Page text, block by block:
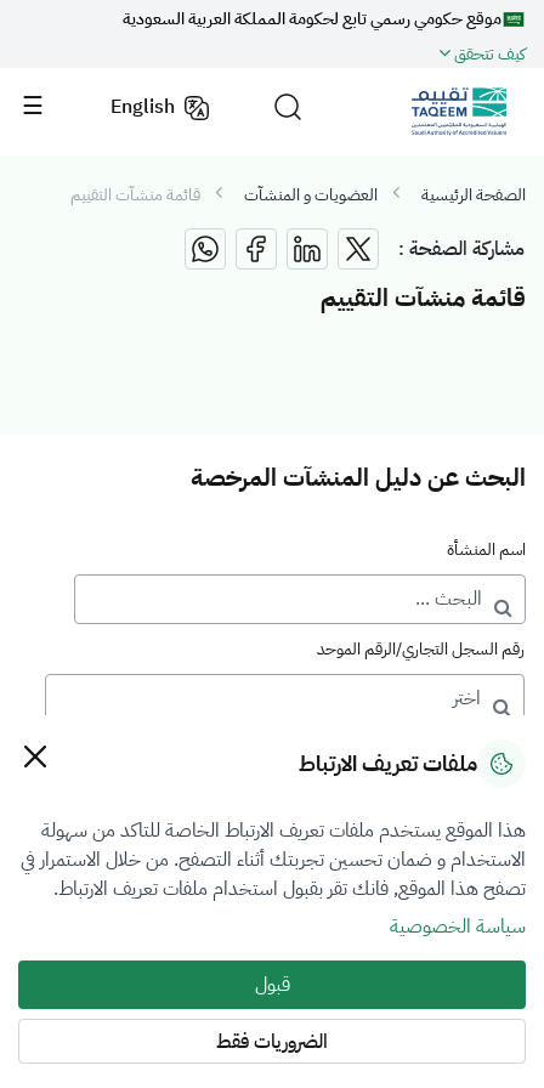
موقع حكومي رسمي تابع لحكومة المملكة العربية السعودية
كيف تتحقق
English
الصفحة الرئيسية العضويات و المنشآت قائمة منشآت التقييم
مشاركة الصفحة :
قائمة منشآت التقييم
البحث عن دليل المنشآت المرخصة
اسم المنشأة
رقم السجل التجاري/الرقم الموحد
رقم الترخيص
التصنيف
الكل
فرع التقييم
ملفات تعريف الارتباط
هذا الموقع يستخدم ملفات تعريف الارتباط الخاصة للتاكد من سهولة
الاستخدام و ضمان تحسين تجربتك أثناء التصفح. من خلال الاستمرار في
تصفح هذا الموقع, فانك تقر بقبول استخدام ملفات تعريف الارتباط.
سياسة الخصوصية
قبول
الضروريات فقط